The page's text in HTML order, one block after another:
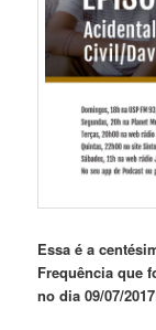
Essa é a
Frequência que
no dia 09/07/